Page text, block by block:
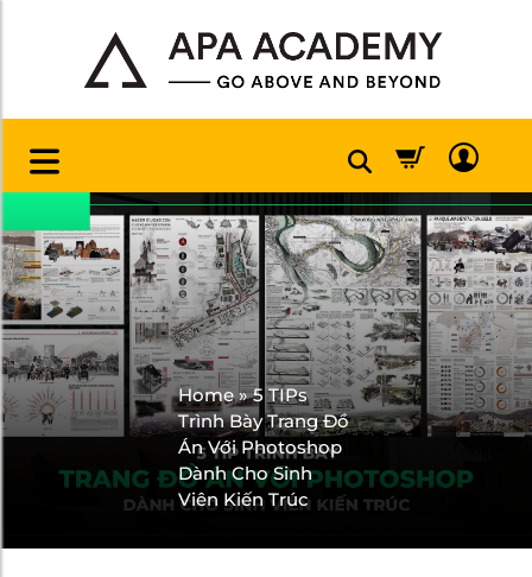
Home»5 TIPs
Trình Bày Trang Đồ
Án Với Photoshop
Dành Cho Sinh
Viên Kiến Trúc